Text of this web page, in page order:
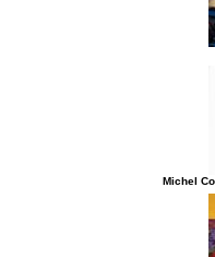
Michel